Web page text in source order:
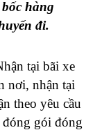
hàng
đi.
tại bãi xe
nơi, nhận tại
theo yêu cầu
gói đóng